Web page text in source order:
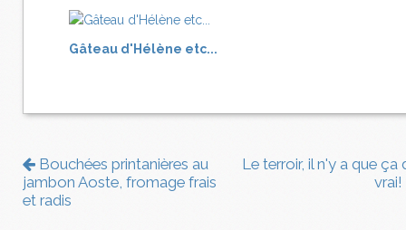
Gâteau d'Hélène etc...
Bouchées printanières au
jambon Aoste, fromage frais
et radis
Le terroir, il n'y a que ça
vrai!